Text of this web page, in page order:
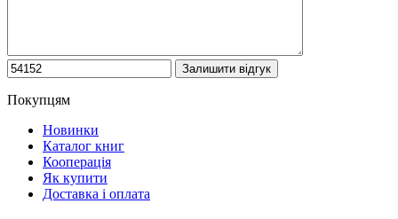
Покупцям
Новинки
Каталог книг
Кооперація
Як купити
Доставка і оплата